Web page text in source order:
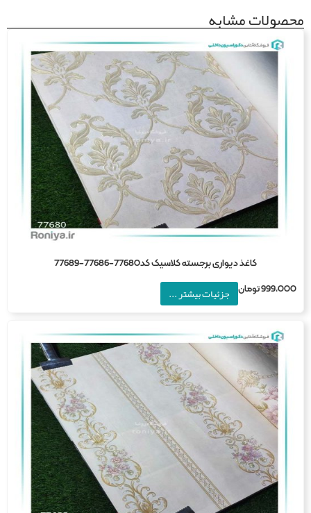
مشابه
کاغذ دیواری برجسته کلاسیک کد77680-77686-77689
تومان جزئیات بیشتر ...